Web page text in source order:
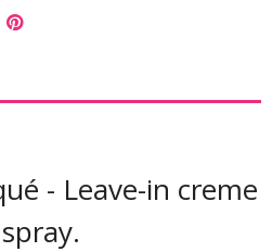
- Leave-in creme